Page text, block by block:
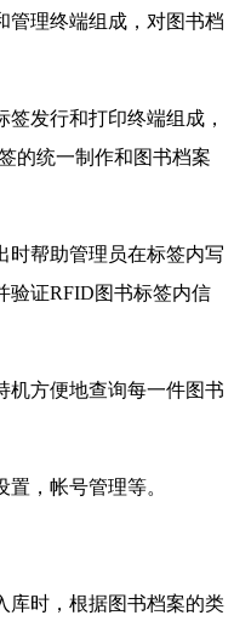
理终端组成，对图书档
发行和打印终端组成，
的统一制作和图书档案
帮助管理员在标签内写
验证RFID图书标签内信
方便地查询每一件图书
，帐号管理等。
时，根据图书档案的类